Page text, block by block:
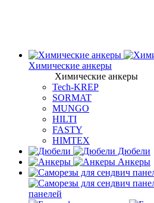
Химические анкеры
Химические анкеры
Tech-KREP
SORMAT
MUNGO
HILTI
FASTY
HIMTEX
Дюбели
Анкеры
панелей